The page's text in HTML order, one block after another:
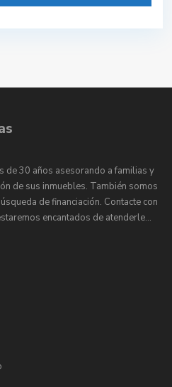
de 30 años asesorando a familias y
de sus inmuebles. También somos
de financiación. Contacte con
encantados de atenderle…